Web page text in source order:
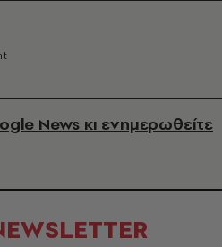
News κι ενημερωθείτε